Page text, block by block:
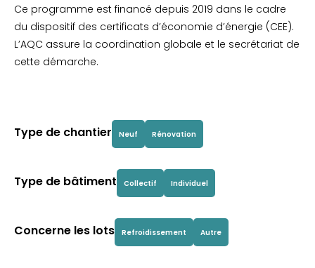
Ce programme est financé depuis 2019 dans le cadre
du dispositif des certificats d’économie d’énergie (CEE).
L’AQC assure la coordination globale et le secrétariat de
cette démarche.
Type de chantier Neuf Rénovation
Type de bâtiment Collectif Individuel
Concerne les lots Refroidissement Autre